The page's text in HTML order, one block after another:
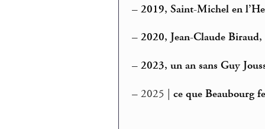
– 2019, Saint-Michel en
– 2020, Jean-Claude
– 2023, un an sans Guy
– 2025 |ce que Beaubourg